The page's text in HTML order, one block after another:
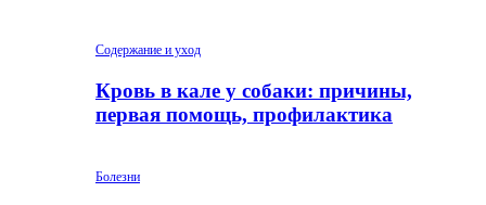
Содержание и уход
Кровь в кале у собаки: причины,
первая помощь, профилактика
Болезни